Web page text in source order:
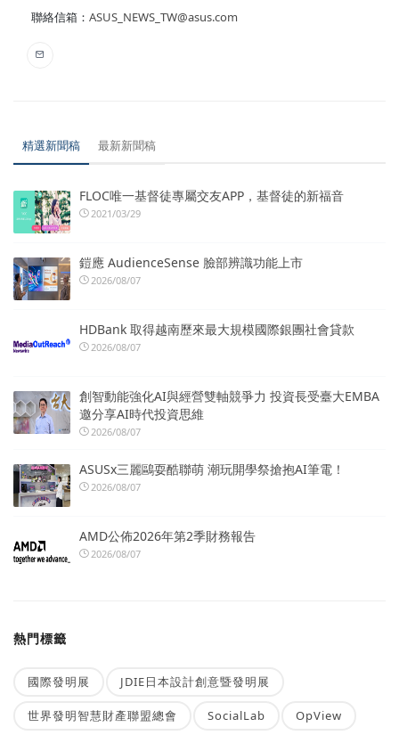
聯絡信箱： ASUS_NEWS_TW@asus.com
精選新聞稿 最新新聞稿
FLOC唯一基督徒專屬交友APP，基督徒的新福音
2021/03/29
鎧應 AudienceSense 臉部辨識功能上市
2026/08/07
HDBank 取得越南歷來最大規模國際銀團社會貸款
2026/08/07
創智動能強化AI與經營雙軸競爭力 投資長受臺大EMBA
邀分享AI時代投資思維
2026/08/07
ASUSx三麗鷗耍酷聯萌 潮玩開學祭搶抱AI筆電！
2026/08/07
AMD公佈2026年第2季財務報告
2026/08/07
熱門標籤
國際發明展 JDIE日本設計創意暨發明展
世界發明智慧財產聯盟總會 SocialLab OpView